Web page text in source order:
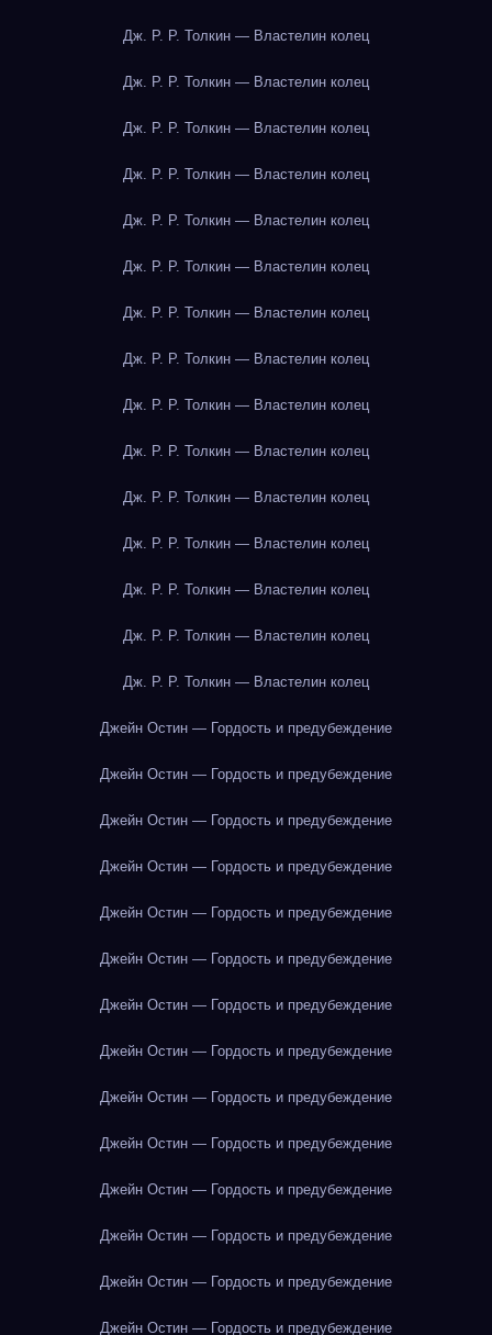
Дж. Р. Р. Толкин — Властелин колец
Дж. Р. Р. Толкин — Властелин колец
Дж. Р. Р. Толкин — Властелин колец
Дж. Р. Р. Толкин — Властелин колец
Дж. Р. Р. Толкин — Властелин колец
Дж. Р. Р. Толкин — Властелин колец
Дж. Р. Р. Толкин — Властелин колец
Дж. Р. Р. Толкин — Властелин колец
Дж. Р. Р. Толкин — Властелин колец
Дж. Р. Р. Толкин — Властелин колец
Дж. Р. Р. Толкин — Властелин колец
Дж. Р. Р. Толкин — Властелин колец
Дж. Р. Р. Толкин — Властелин колец
Дж. Р. Р. Толкин — Властелин колец
Дж. Р. Р. Толкин — Властелин колец
Джейн Остин — Гордость и предубеждение
Джейн Остин — Гордость и предубеждение
Джейн Остин — Гордость и предубеждение
Джейн Остин — Гордость и предубеждение
Джейн Остин — Гордость и предубеждение
Джейн Остин — Гордость и предубеждение
Джейн Остин — Гордость и предубеждение
Джейн Остин — Гордость и предубеждение
Джейн Остин — Гордость и предубеждение
Джейн Остин — Гордость и предубеждение
Джейн Остин — Гордость и предубеждение
Джейн Остин — Гордость и предубеждение
Джейн Остин — Гордость и предубеждение
Джейн Остин — Гордость и предубеждение